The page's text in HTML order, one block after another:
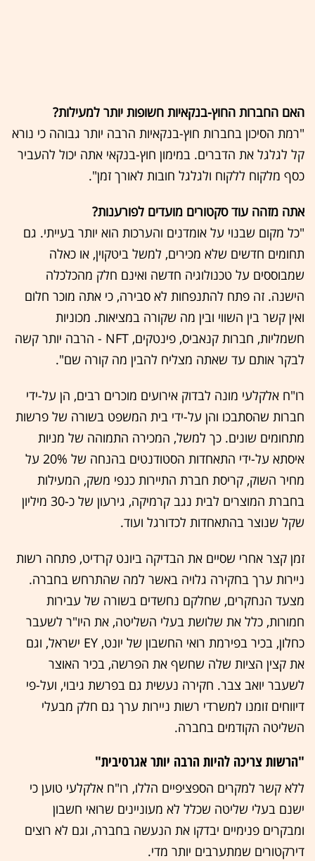
האם החברות החוץ-בנקאיות חשופות יותר למעילות?
"רמת הסיכון בחברות חוץ-בנקאיות הרבה יותר גבוהה כי נורא
קל לגלגל את הדברים. במימון חוץ-בנקאי אתה יכול להעביר
כסף מלקוח ללקוח ולגלגל חובות לאורך זמן".
אתה מזהה עוד סקטורים מועדים לפורענות?
"כל מקום שבנוי על אומדנים והערכות הוא יותר בעייתי. גם
תחומים חדשים שלא מכירים, למשל ביטקוין, או כאלה
שמבוססים על טכנולוגיה חדשה ואינם חלק מהכלכלה
הישנה. זה פתח להתנפחות לא סבירה, כי אתה מוכר חלום
ואין קשר בין השווי ובין מה שקורה במציאות. מכוניות
חשמליות, חברות קנאביס, פינטקים, NFT - הרבה יותר קשה
לבקר אותם עד שאתה מצליח להבין מה קורה שם".
רו"ח אלקלעי מונה לבדוק אירועים מוכרים רבים, הן על-ידי
חברות שהסתבכו והן על-ידי בית המשפט בשורה של פרשות
מתחומים שונים. כך למשל, המכירה התמוהה של מניות
איסתא על-ידי התאחדות הסטודנטים בהנחה של 20% על
מחיר השוק, קריסת חברת התיירות כנפי משק, המעילות
בחברת המוצרים לבית נגב קרמיקה, גירעון של כ-30 מיליון
שקל שנוצר בהתאחדות לכדורגל ועוד.
זמן קצר אחרי שסיים את הבדיקה ביונט קרדיט, פתחה רשות
ניירות ערך בחקירה גלויה באשר למה שהתרחש בחברה.
מצעד הנחקרים, שחלקם נחשדים בשורה של עבירות
חמורות, כלל את שלושת בעלי השליטה, את היו"ר לשעבר
כחלון, בכיר בפירמת רואי החשבון של יונט, EY ישראל, וגם
את קצין הציות שלה שחשף את הפרשה, בכיר האוצר
לשעבר יואב צבר. חקירה נעשית גם בפרשת גיבוי, ועל-פי
דיווחים זומנו למשרדי רשות ניירות ערך גם חלק מבעלי
השליטה הקודמים בחברה.
"הרשות צריכה להיות הרבה יותר אגרסיבית"
ללא קשר למקרים הספציפיים הללו, רו"ח אלקלעי טוען כי
ישנם בעלי שליטה שכלל לא מעוניינים שרואי חשבון
ומבקרים פנימיים יבדקו את הנעשה בחברה, וגם לא רוצים
דירקטורים שמתערבים יותר מדי.